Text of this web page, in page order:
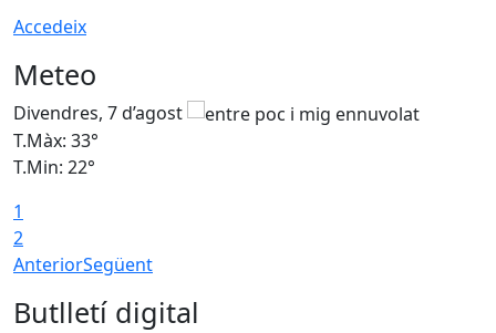
Accedeix
Meteo
Divendres, 7 d’agost
T.Màx: 33°
T.Min: 22°
1
2
AnteriorSegüent
Butlletí digital